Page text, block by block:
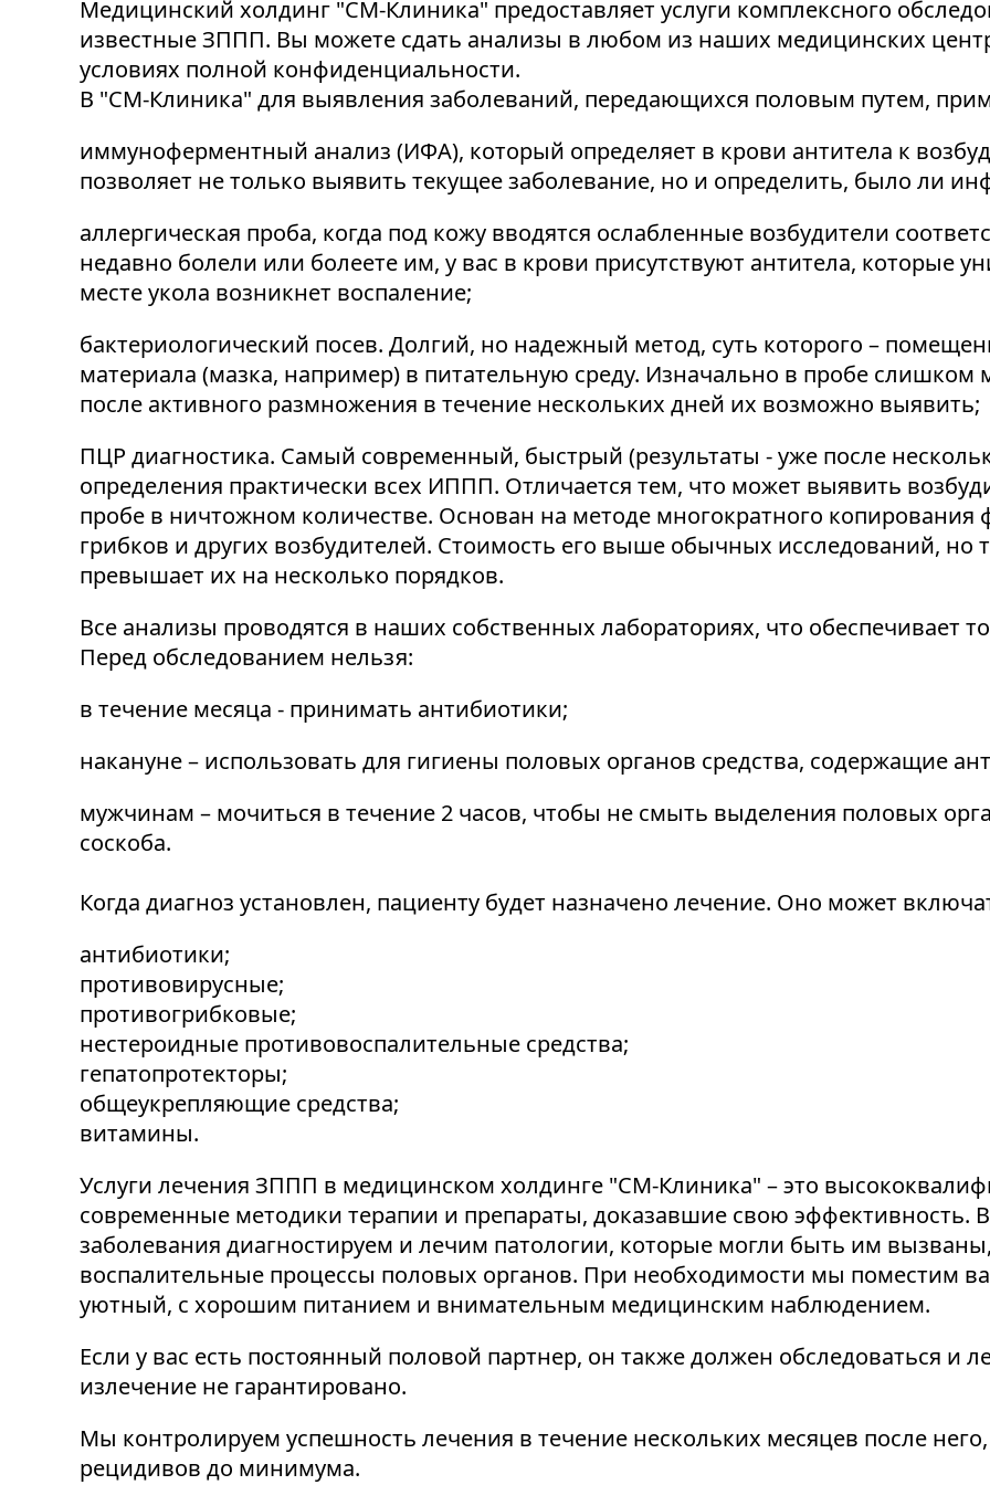
Медицинский холдинг "СМ-Клиника" предоставляет услуги комплексного
известные ЗППП. Вы можете сдать анализы в любом из наших медицинских
условиях полной конфиденциальности.
В "СМ-Клиника" для выявления заболеваний, передающихся половым путем,
иммуноферментный анализ (ИФА), который определяет в крови антитела к
позволяет не только выявить текущее заболевание, но и определить, было ли
аллергическая проба, когда под кожу вводятся ослабленные возбудители
недавно болели или болеете им, у вас в крови присутствуют антитела, которые
месте укола возникнет воспаление;
бактериологический посев. Долгий, но надежный метод, суть которого –
материала (мазка, например) в питательную среду. Изначально в пробе слишком
после активного размножения в течение нескольких дней их возможно выявить;
ПЦР диагностика. Самый современный, быстрый (результаты - уже после
определения практически всех ИППП. Отличается тем, что может выявить
пробе в ничтожном количестве. Основан на методе многократного копирования
грибков и других возбудителей. Стоимость его выше обычных исследований, но
превышает их на несколько порядков.
Все анализы проводятся в наших собственных лабораториях, что обеспечивает
Перед обследованием нельзя:
в течение месяца - принимать антибиотики;
накануне – использовать для гигиены половых органов средства, содержащие
мужчинам – мочиться в течение 2 часов, чтобы не смыть выделения половых
соскоба.
Когда диагноз установлен, пациенту будет назначено лечение. Оно может
антибиотики;
противовирусные;
противогрибковые;
нестероидные противовоспалительные средства;
гепатопротекторы;
общеукрепляющие средства;
витамины.
Услуги лечения ЗППП в медицинском холдинге "СМ-Клиника" – это
современные методики терапии и препараты, доказавшие свою эффективность.
заболевания диагностируем и лечим патологии, которые могли быть им
воспалительные процессы половых органов. При необходимости мы поместим
уютный, с хорошим питанием и внимательным медицинским наблюдением.
Если у вас есть постоянный половой партнер, он также должен обследоваться и
излечение не гарантировано.
Мы контролируем успешность лечения в течение нескольких месяцев после
рецидивов до минимума.